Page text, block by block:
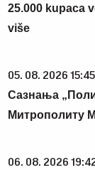
25.000 kupaca
više
05. 08. 2026 15:45
Сазнања
Митрополиту
06. 08. 2026